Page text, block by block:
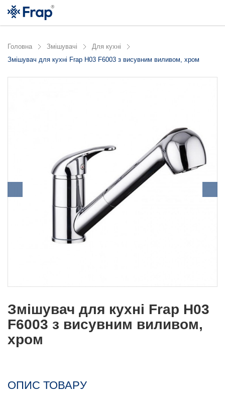
Головна Змішувачі
Для кухні
Змішувач для кухні Frap H03 F6003 з висувним виливом, хром
Змішувач для кухні Frap H03
F6003 з висувним виливом,
хром
ОПИС ТОВАРУ